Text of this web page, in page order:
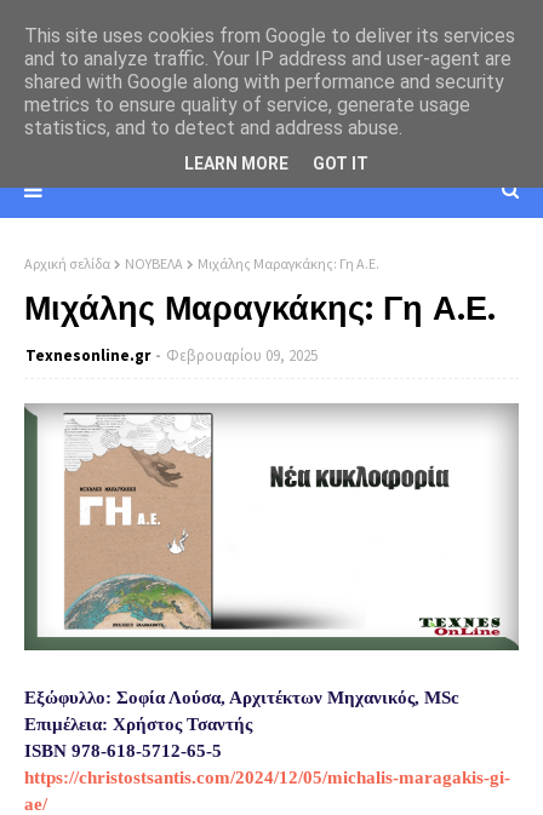
Αρχική σελίδα ΝΟΥΒΕΛΑ Μιχάλης Μαραγκάκης: Γη Α.Ε.
Μιχάλης Μαραγκάκης: Γη Α.Ε.
Texnesοnline.gr Φεβρουαρίου 09, 2025
Εξώφυλλο: Σοφία Λούσα, Αρχιτέκτων Μηχανικός, MSc
Επιμέλεια: Χρήστος Τσαντής
ISBN 978-618-5712-65-5
https://christostsantis.com/2024/12/05/michalis-maragakis-gi-
ae/
This site uses cookies from Google to deliver its services
and to analyze traffic. Your IP address and user-agent are
shared with Google along with performance and security
metrics to ensure quality of service, generate usage
statistics, and to detect and address abuse.
LEARN MORE GOT IT